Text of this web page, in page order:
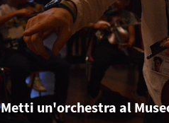
Metti un'orchestra al